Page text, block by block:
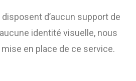
d’aucun support de
identité visuelle, nous
en place de ce service.